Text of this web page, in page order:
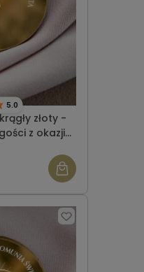
złoty -
okazji
5.0